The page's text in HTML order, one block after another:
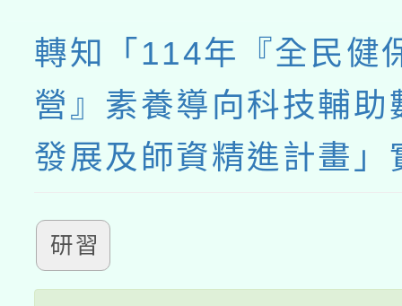
轉知「114年『全民健
營』素養導向科技輔助
發展及師資精進計畫」
研習